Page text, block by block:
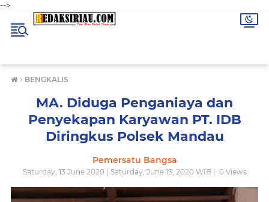
-->
› BENGKALIS
MA. Diduga Penganiaya dan
Penyekapan Karyawan PT. IDB
Diringkus Polsek Mandau
Pemersatu Bangsa
Saturday, 13 June 2020 | Saturday, June 13, 2020 WIB | 0Views